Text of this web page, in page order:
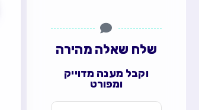
שלח שאלה מהירה
וקבל מענה מדוייק
ומפורט